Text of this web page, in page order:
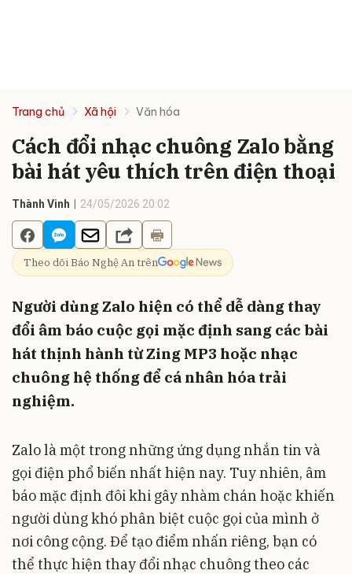
Trang chủ Xã hội Văn hóa
Cách đổi nhạc chuông Zalo bằng
bài hát yêu thích trên điện thoại
Thành Vinh 24/05/2026 20:02
Theo dõi Báo Nghệ An trên
Người dùng Zalo hiện có thể dễ dàng thay
đổi âm báo cuộc gọi mặc định sang các bài
hát thịnh hành từ Zing MP3 hoặc nhạc
chuông hệ thống để cá nhân hóa trải
nghiệm.
Zalo là một trong những ứng dụng nhắn tin và
gọi điện phổ biến nhất hiện nay. Tuy nhiên, âm
báo mặc định đôi khi gây nhàm chán hoặc khiến
người dùng khó phân biệt cuộc gọi của mình ở
nơi công cộng. Để tạo điểm nhấn riêng, bạn có
thể thực hiện thay đổi nhạc chuông theo các